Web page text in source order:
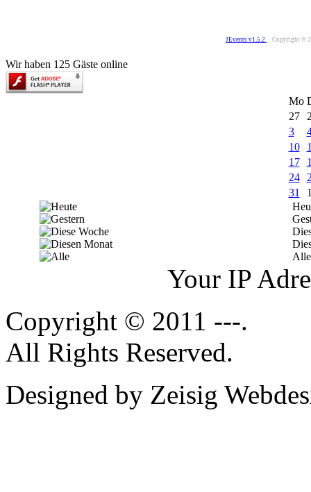
JEvents v1.5.2 Copyright ©
Wir haben 125 Gäste online
Mo
27
3
10
17
24
31
Alle
Your IP
Copyright © 2011 ---.
All Rights Reserved.
Designed by Zeisig